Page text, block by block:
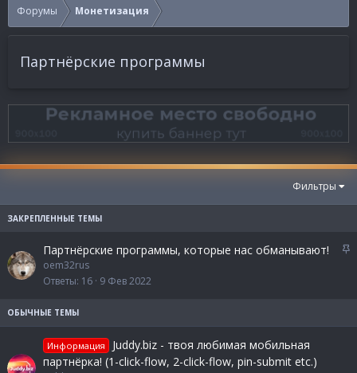
Форумы Монетизация
Партнёрские программы
Фильтры
З
Партнёрские программы, которые нас обманывают!
oem32rus
Ответы 16 9 Фев 2022
Информация
Juddy.biz - твоя любимая мобильная
партнёрка! (1-click-flow, 2-click-flow, pin-submit etc.)